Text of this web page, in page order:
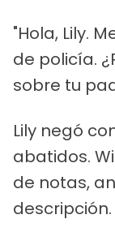
"Hola, Lily.
de policía.
sobre tu
Lily negó
abatidos.
de notas,
descripción.